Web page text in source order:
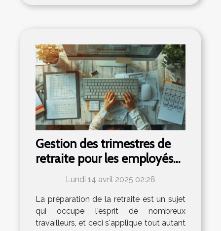
Gestion des trimestres de
retraite pour les employés
en intérimLundi 14 avril 2025 02:28
La préparation de la retraite est un sujet
qui occupe l'esprit de nombreux
travailleurs, et ceci s'applique tout autant